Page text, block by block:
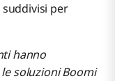
per
hanno
soluzioni Boomi